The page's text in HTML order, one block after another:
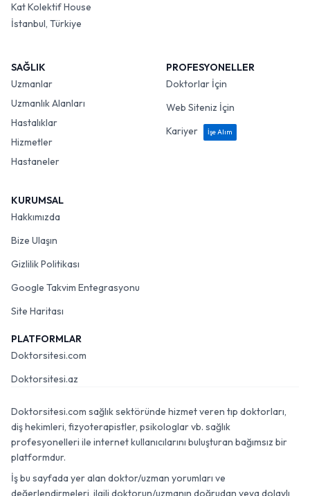
Kat Kolektif House
İstanbul, Türkiye
SAĞLIK
Uzmanlar
Uzmanlık Alanları
Hastalıklar
Hizmetler
Hastaneler
PROFESYONELLER
Doktorlar İçin
Web Siteniz İçin
Kariyer
İşe Alım
KURUMSAL
Hakkımızda
Bize Ulaşın
Gizlilik Politikası
Google Takvim Entegrasyonu
Site Haritası
PLATFORMLAR
Doktorsitesi.com
Doktorsitesi.az
Doktorsitesi.com sağlık sektöründe hizmet veren tıp doktorları,
diş hekimleri, fizyoterapistler, psikologlar vb. sağlık
profesyonelleri ile internet kullanıcılarını buluşturan bağımsız bir
platformdur.
İş bu sayfada yer alan doktor/uzman yorumları ve
değerlendirmeleri, ilgili doktorun/uzmanın doğrudan veya dolaylı